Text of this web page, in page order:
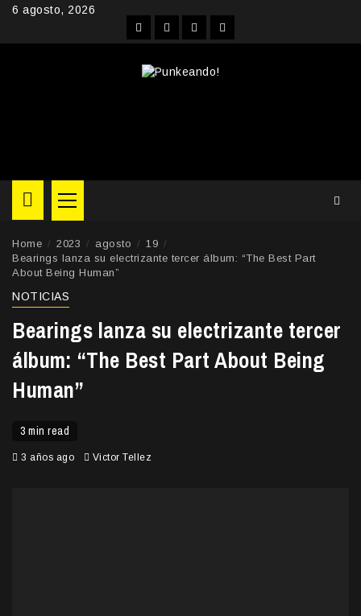
Skip6 agosto, 2026
FacebookInstagram
YouTubeTwitter
Primary
Menu
Home 2023 agosto
19
Bearings lanza su electrizante tercer álbum: “The Best Part
About Being Human”
NOTICIAS
Bearings lanza su electrizante tercer
álbum: “The Best Part About Being
Human”
3 min read
3 años ago Victor Tellez